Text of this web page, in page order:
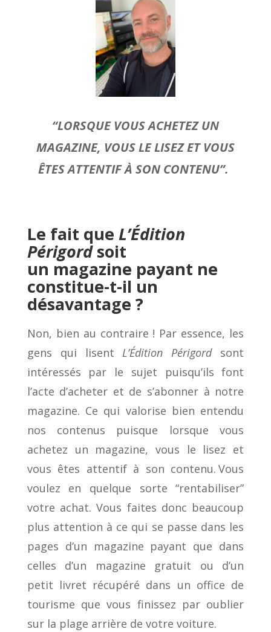
“LORSQUE VOUS ACHETEZ UN
MAGAZINE, VOUS LE LISEZ ET VOUS
ÊTES ATTENTIF À SON CONTENU”.
Le fait que L’Édition
Périgordsoit
un magazine payant ne
constitue-t-il un
désavantage ?
Non, bien au contraire ! Par essence, les
gens qui lisent L’Édition Périgordsont
intéressés par le sujet puisqu’ils font
l’acte d’acheter et de s’abonner à notre
magazine. Ce qui valorise bien entendu
nos contenus puisque lorsque vous
achetez un magazine, vous le lisez et
vous êtes attentif à son contenu. Vous
voulez en quelque sorte “rentabiliser”
votre achat. Vous faites donc beaucoup
plus attention à ce qui se passe dans les
pages d’un magazine payant que dans
celles d’un magazine gratuit ou d’un
petit livret récupéré dans un office de
tourisme que vous finissez par oublier
sur la plage arrière de votre voiture.